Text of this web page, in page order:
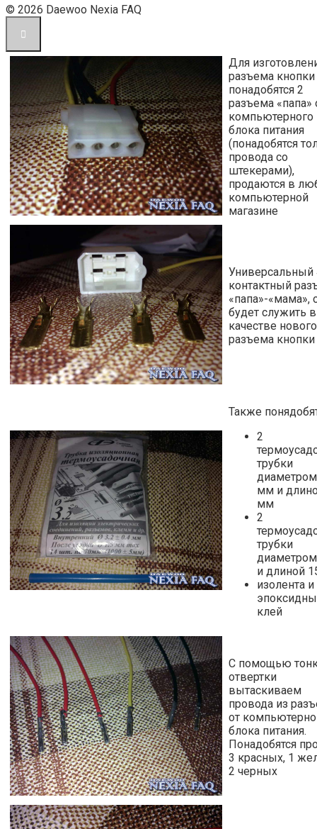
© 2026 Daewoo Nexia FAQ
Для
разъема
понадобятся 2
разъема «папа»
компьютерного
блока питания
(понадобятся
провода со
штекерами),
продаются в
компьютерной
магазине
Универсальный
контактный
«папа»-«мама»,
будет служить в
качестве нового
разъема
Также
2
трубки
мм и
мм
2
трубки
и длиной
изолента и
клей
С помощью
отвертки
вытаскиваем
провода из
от
блока питания.
Понадобятся
3 красных, 1
2 черных